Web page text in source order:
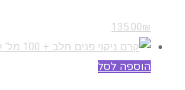
135.00₪
הוספה לסל